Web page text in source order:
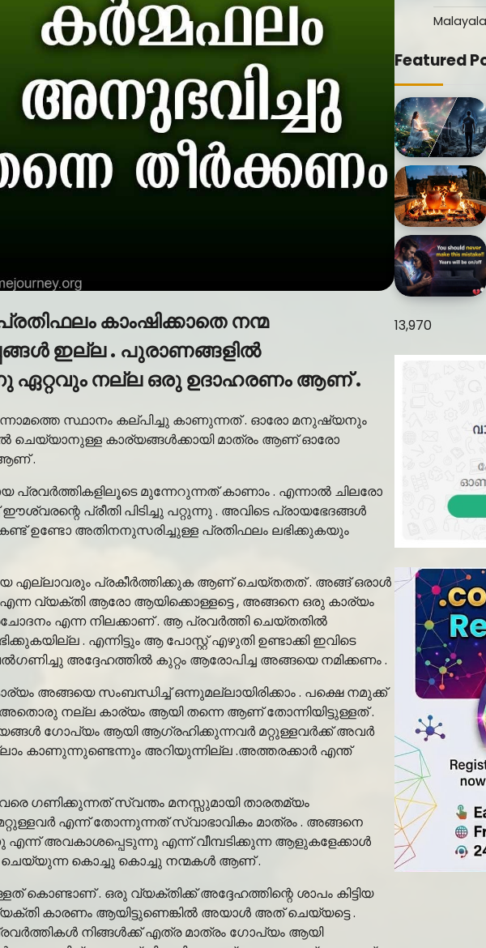
കാംഷിക്കാതെ നന്മ
ഇല്ല . പുരാണങ്ങളിൽ
ഏറ്റവും നല്ല ഒരു ഉദാഹരണം ആണ് .
സ്ഥാനം കല്പിച്ചു കാണുന്നത് . ഓരോ മനുഷ്യനും
കാര്യങ്ങൾക്കായി മാത്രം ആണ് ഓരോ
ആണ് .
പ്രവർത്തികളിലൂടെ മുന്നേറുന്നത് കാണാം . എന്നാൽ ചിലരോ
പ്രീതി പിടിച്ചു പറ്റുന്നു . അവിടെ പ്രായഭേദങ്ങൾ
ഉണ്ടോ അതിനനുസരിച്ചുള്ള പ്രതിഫലം ലഭിക്കുകയും
എല്ലാവരും പ്രകീർത്തിക്കുക ആണ് ചെയ്തതത് . അങ്ങ് ഒരാൾ
വ്യക്തി ആരോ ആയിക്കൊള്ളട്ടെ , അങ്ങനെ ഒരു കാര്യം
എന്ന നിലക്കാണ് . ആ പ്രവർത്തി ചെയ്തതിൽ
. എന്നിട്ടും ആ പോസ്റ്റ് എഴുതി ഉണ്ടാക്കി ഇവിടെ
അദ്ദേഹത്തിൽ കുറ്റം ആരോപിച്ച അങ്ങയെ നമിക്കണം .
അങ്ങയെ സംബന്ധിച്ച് ഒന്നുമല്ലായിരിക്കാം . പക്ഷെ നമുക്ക്
അതൊരു നല്ല കാര്യം ആയി തന്നെ ആണ് തോന്നിയിട്ടുള്ളത് .
ഗോപ്യം ആയി ആഗ്രഹിക്കുന്നവർ മറ്റുള്ളവർക്ക് അവർ
കാണുന്നുണ്ടെന്നും അറിയുന്നില്ല .അത്തരക്കാർ എന്ത്
ഗണിക്കുന്നത് സ്വന്തം മനസ്സുമായി താരതമ്യം
എന്ന് തോന്നുന്നത് സ്വാഭാവികം മാത്രം . അങ്ങനെ
എന്ന് അവകാശപ്പെടുന്നു എന്ന് വീമ്പടിക്കുന്ന ആളുകളേക്കാൾ
ചെയ്യുന്ന കൊച്ചു കൊച്ചു നന്മകൾ ആണ് .
കൊണ്ടാണ് . ഒരു വ്യക്തിക്ക് അദ്ദേഹത്തിന്റെ ശാപം കിട്ടിയ
കാരണം ആയിട്ടുണെങ്കിൽ അയാൾ അത് ചെയ്യട്ടെ .
നിങ്ങൾക്ക് എത്ര മാത്രം ഗോപ്യം ആയി
Featured
13,970